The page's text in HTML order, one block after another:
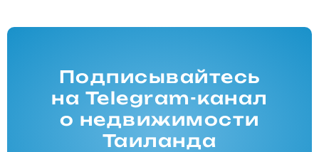
Подписывайтесь
на Telegram-канал
о недвижимости
Таиланда